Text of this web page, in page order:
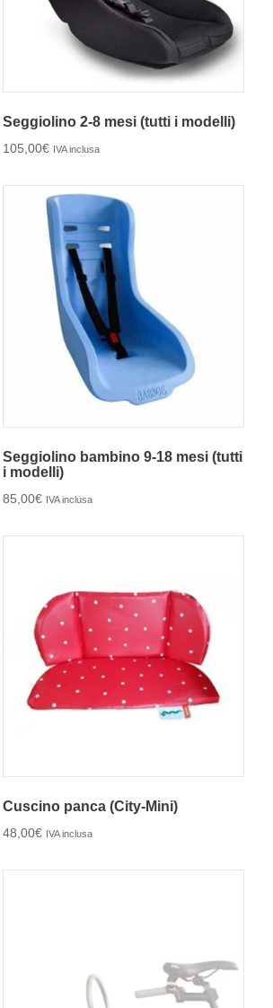
Seggiolino 2-8 mesi (tutti i modelli)
105,00€ IVA inclusa
Seggiolino bambino 9-18 mesi (tutti
i modelli)
85,00€ IVA inclusa
Cuscino panca (City-Mini)
48,00€ IVA inclusa